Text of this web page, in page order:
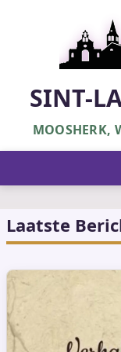
SINT-
MOOSHERK,
Laatste